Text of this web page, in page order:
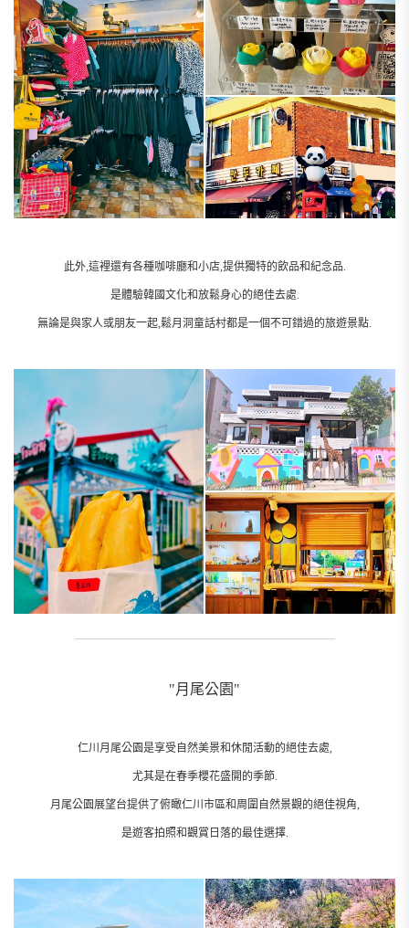
此外,這裡還有各種咖啡廳和小店,提供獨特的飲品和紀念品.
是體驗韓國文化和放鬆身心的絕佳去處.
無論是與家人或朋友一起,鬆月洞童話村都是一個不可錯過的旅遊景點.
"月尾公園"
仁川月尾公園是享受自然美景和休閒活動的絕佳去處,
尤其是在春季櫻花盛開的季節.
月尾公園展望台提供了俯瞰仁川市區和周圍自然景觀的絕佳視角,
是遊客拍照和觀賞日落的最佳選擇.